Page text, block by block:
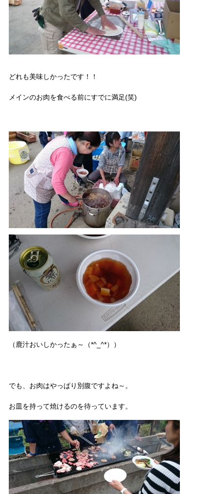
どれも美味しかったです！！
メインのお肉を食べる前にすでに満足(笑)
（鹿汁おいしかったぁ～（*^_^*））
でも、お肉はやっぱり別腹ですよね～。
お皿を持って焼けるのを待っています。